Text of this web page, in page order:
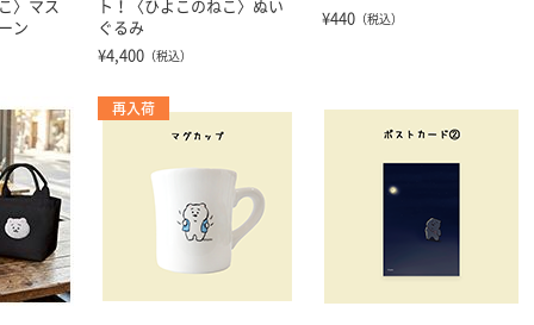
〉マス
ン
ト！〈ひよこのねこ〉ぬい
ぐるみ
¥4,400 （税込）
¥440 （税込）
再入荷